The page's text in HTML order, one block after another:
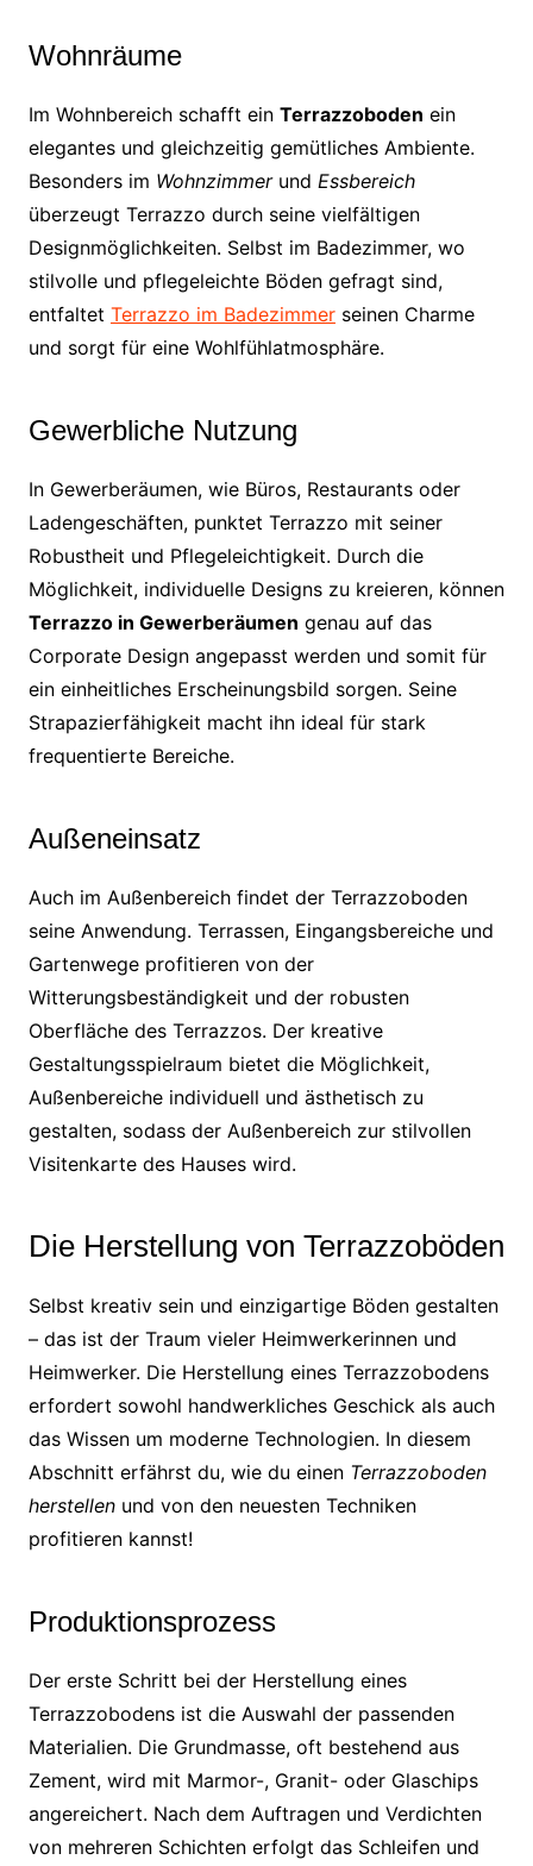
Wohnräume
Im Wohnbereich schafft ein Terrazzoboden ein
elegantes und gleichzeitig gemütliches Ambiente.
Besonders im Wohnzimmerund Essbereich
überzeugt Terrazzo durch seine vielfältigen
Designmöglichkeiten. Selbst im Badezimmer, wo
stilvolle und pflegeleichte Böden gefragt sind,
entfaltet Terrazzo im Badezimmerseinen Charme
und sorgt für eine Wohlfühlatmosphäre.
Gewerbliche Nutzung
In Gewerberäumen, wie Büros, Restaurants oder
Ladengeschäften, punktet Terrazzo mit seiner
Robustheit und Pflegeleichtigkeit. Durch die
Möglichkeit, individuelle Designs zu kreieren, können
Terrazzo in Gewerberäumen genau auf das
Corporate Design angepasst werden und somit für
ein einheitliches Erscheinungsbild sorgen. Seine
Strapazierfähigkeit macht ihn ideal für stark
frequentierte Bereiche.
Außeneinsatz
Auch im Außenbereich findet der Terrazzoboden
seine Anwendung. Terrassen, Eingangsbereiche und
Gartenwege profitieren von der
Witterungsbeständigkeit und der robusten
Oberfläche des Terrazzos. Der kreative
Gestaltungsspielraum bietet die Möglichkeit,
Außenbereiche individuell und ästhetisch zu
gestalten, sodass der Außenbereich zur stilvollen
Visitenkarte des Hauses wird.
Die Herstellung von Terrazzoböden
Selbst kreativ sein und einzigartige Böden gestalten
– das ist der Traum vieler Heimwerkerinnen und
Heimwerker. Die Herstellung eines Terrazzobodens
erfordert sowohl handwerkliches Geschick als auch
das Wissen um moderne Technologien. In diesem
Abschnitt erfährst du, wie du einen Terrazzoboden
herstellenund von den neuesten Techniken
profitieren kannst!
Produktionsprozess
Der erste Schritt bei der Herstellung eines
Terrazzobodens ist die Auswahl der passenden
Materialien. Die Grundmasse, oft bestehend aus
Zement, wird mit Marmor-, Granit- oder Glaschips
angereichert. Nach dem Auftragen und Verdichten
von mehreren Schichten erfolgt das Schleifen und